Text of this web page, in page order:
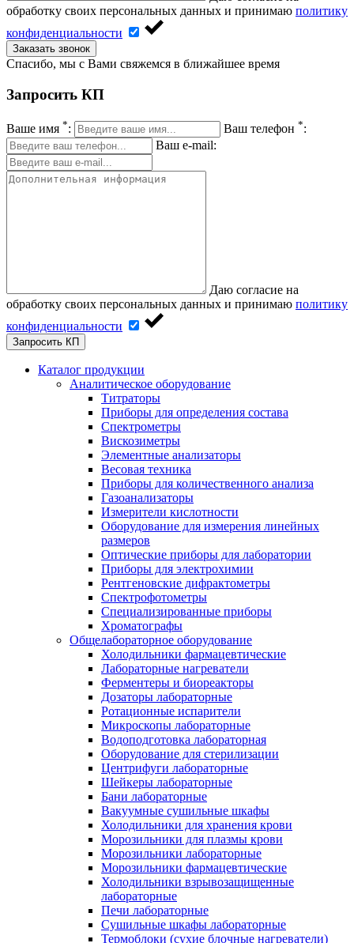
обработку своих персональных данных и принимаю политику
конфиденциальности
Заказать звонок
Спасибо, мы с Вами свяжемся в ближайшее время
Запросить КП
Ваше имя *: Ваш телефон *:
Ваш e-mail:
Даю согласие на
обработку своих персональных данных и принимаю политику
конфиденциальности
Запросить КП
Каталог продукции
Аналитическое оборудование
Титраторы
Приборы для определения состава
Спектрометры
Вискозиметры
Элементные анализаторы
Весовая техника
Приборы для количественного анализа
Газоанализаторы
Измерители кислотности
Оборудование для измерения линейных
размеров
Оптические приборы для лаборатории
Приборы для электрохимии
Рентгеновские дифрактометры
Спектрофотометры
Специализированные приборы
Хроматографы
Общелабораторное оборудование
Холодильники фармацевтические
Лабораторные нагреватели
Ферментеры и биореакторы
Дозаторы лабораторные
Ротационные испарители
Микроскопы лабораторные
Водоподготовка лабораторная
Оборудование для стерилизации
Центрифуги лабораторные
Шейкеры лабораторные
Бани лабораторные
Вакуумные сушильные шкафы
Холодильники для хранения крови
Морозильники для плазмы крови
Морозильники лабораторные
Морозильники фармацевтические
Холодильники взрывозащищенные
лабораторные
Печи лабораторные
Сушильные шкафы лабораторные
Термоблоки (сухие блочные нагреватели)